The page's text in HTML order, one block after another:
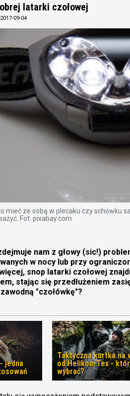
latarki czołowej
2017-09-04
mieć ze sobą w plecaku czy schowku
Fot. pixabay.com
nam z głowy (sic!)
w nocy lub przy
snop latarki czołowej
stając się przedłużeniem
"czołówkę"?
jedna
Taktyczna kurtka na
od Helikon-Tex -
wybrać?